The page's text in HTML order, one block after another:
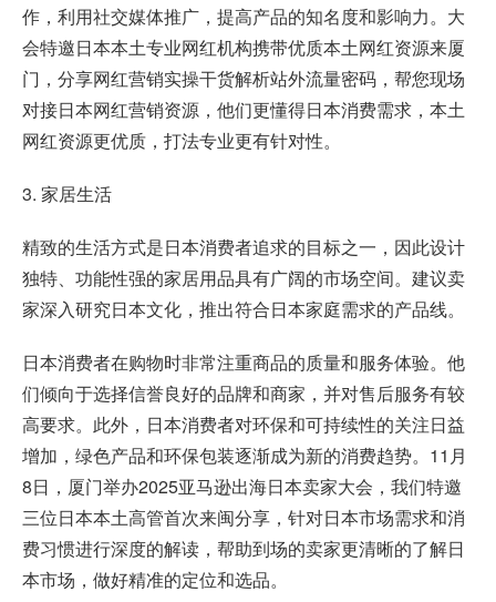
作，利用社交媒体推广，提高产品的知名度和影响力。大
会特邀日本本土专业网红机构携带优质本土网红资源来厦
门，分享网红营销实操干货解析站外流量密码，帮您现场
对接日本网红营销资源，他们更懂得日本消费需求，本土
网红资源更优质，打法专业更有针对性。
3. 家居生活
精致的生活方式是日本消费者追求的目标之一，因此设计
独特、功能性强的家居用品具有广阔的市场空间。建议卖
家深入研究日本文化，推出符合日本家庭需求的产品线。
日本消费者在购物时非常注重商品的质量和服务体验。他
们倾向于选择信誉良好的品牌和商家，并对售后服务有较
高要求。此外，日本消费者对环保和可持续性的关注日益
增加，绿色产品和环保包装逐渐成为新的消费趋势。11月
8日，厦门举办2025亚马逊出海日本卖家大会，我们特邀
三位日本本土高管首次来闽分享，针对日本市场需求和消
费习惯进行深度的解读，帮助到场的卖家更清晰的了解日
本市场，做好精准的定位和选品。